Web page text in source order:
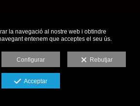
la navegació al nostre web i obtindre
entenem que acceptes el seu ús.
Configurar Rebutjar
Acceptar